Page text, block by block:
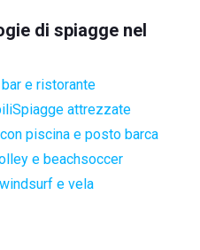
di spiagge nel
e ristorante
Spiagge attrezzate
piscina e posto barca
e beachsoccer
e vela